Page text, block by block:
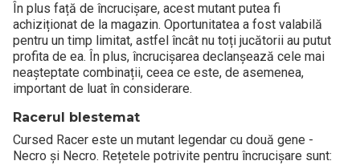
În plus față de încrucișare, acest mutant putea fi
achiziționat de la magazin. Oportunitatea a fost valabilă
pentru un timp limitat, astfel încât nu toți jucătorii au putut
profita de ea. În plus, încrucișarea declanșează cele mai
neașteptate combinații, ceea ce este, de asemenea,
important de luat în considerare.
Racerul blestemat
Cursed Racer este un mutant legendar cu două gene -
Necro și Necro. Rețetele potrivite pentru încrucișare sunt: